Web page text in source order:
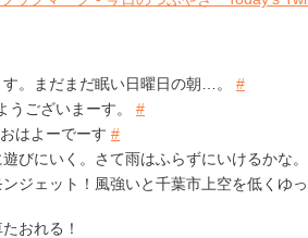
。まだまだ眠い日曜日の朝…。 #
うございまーす。 #
おはよーでーす #
びにいく。さて雨はふらずにいけるかな。
ンジェット！風強いと千葉市上空を低くゆ
おれる！